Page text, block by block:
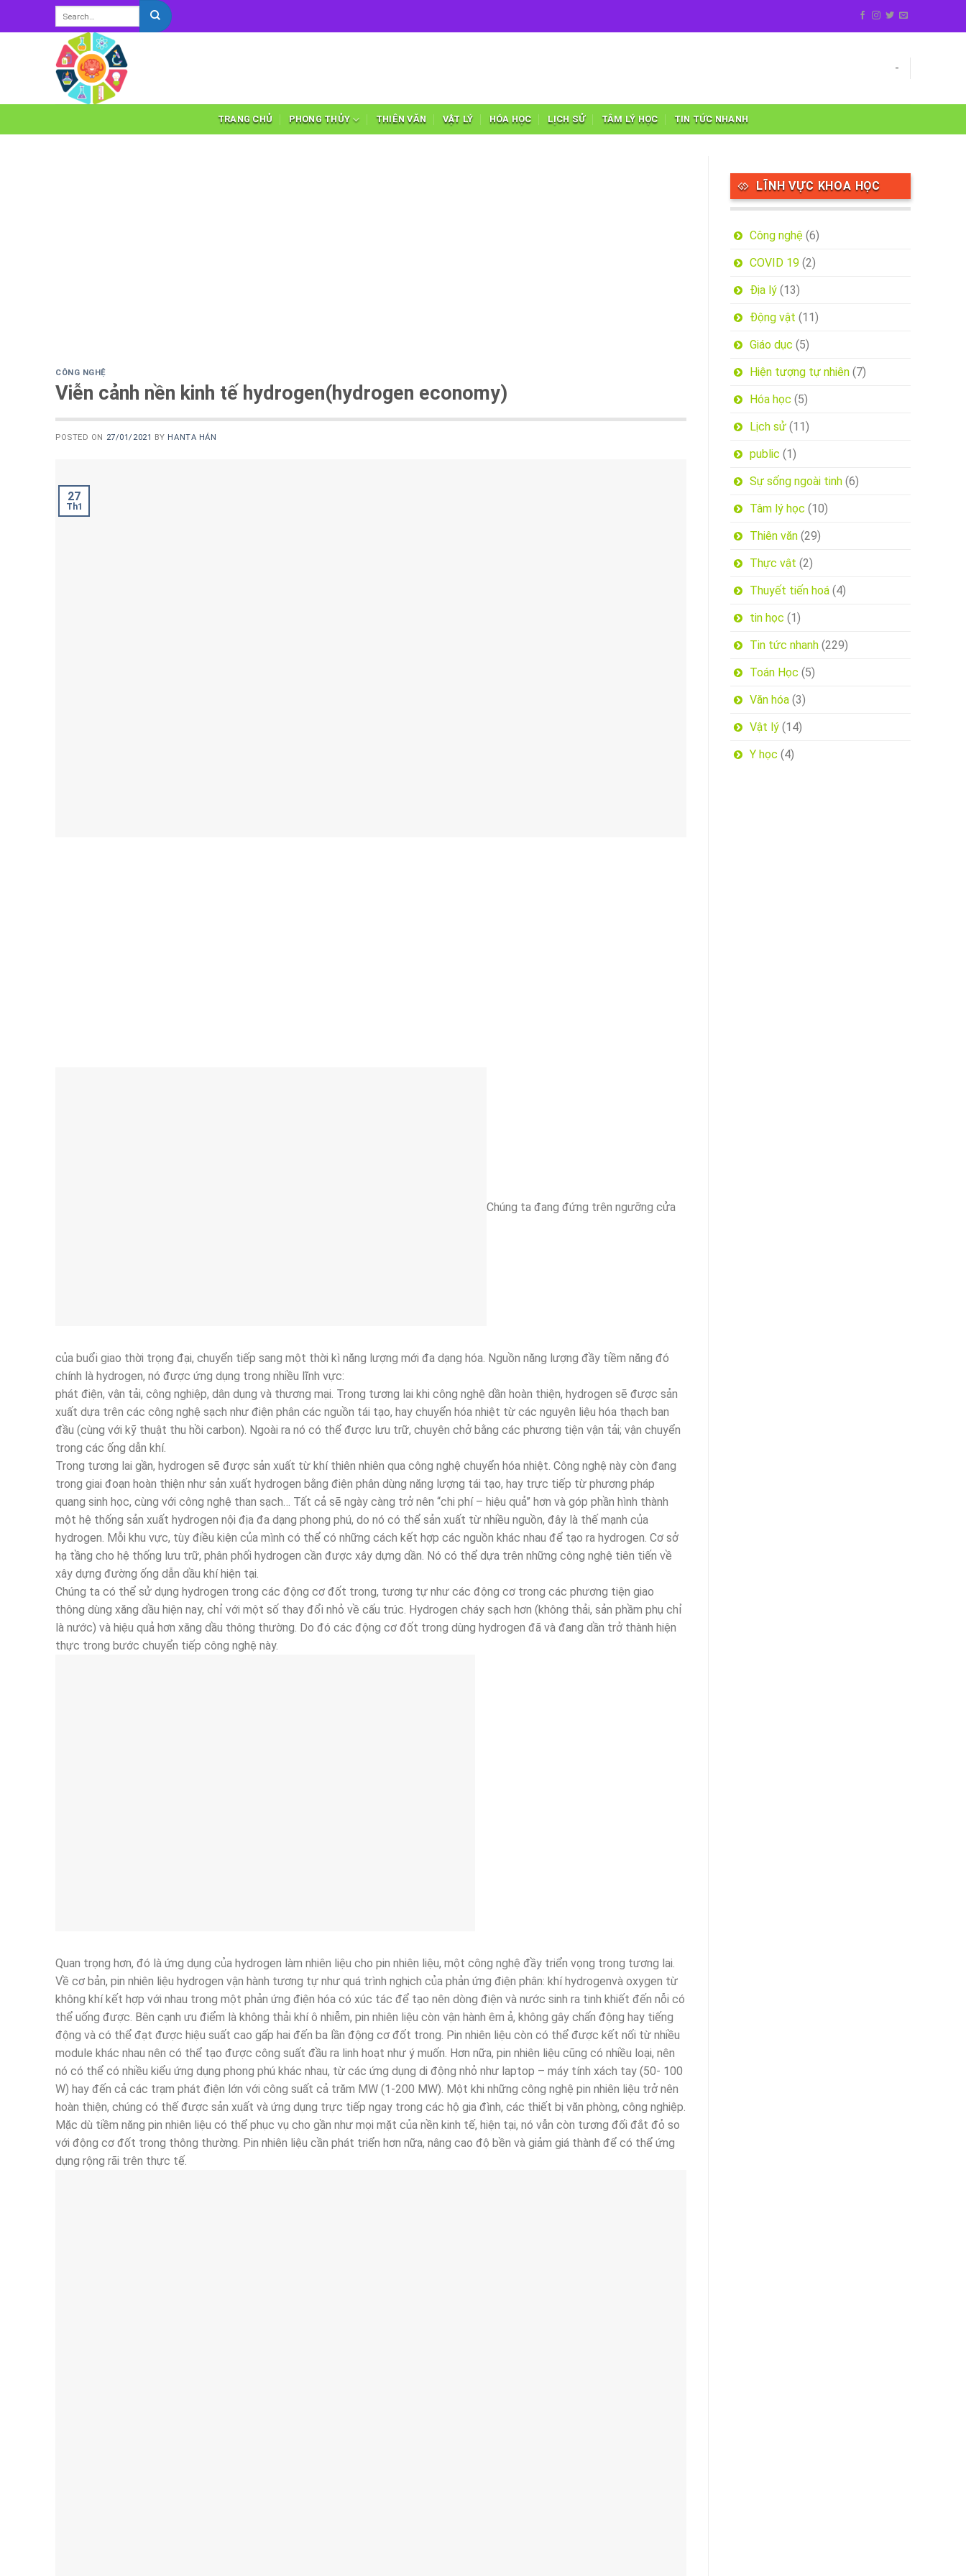
-
TRANG CHỦ PHONG THỦY THIÊN VĂN VẬT LÝ HÓA HỌC LỊCH SỬ TÂM LÝ HỌC TIN TỨC NHANH
CÔNG NGHỆ
Viễn cảnh nền kinh tế hydrogen(hydrogen economy)
POSTED ON 27/01/2021 BY HANTA HÁN
27
Th1
Chúng ta đang đứng trên ngưỡng cửa
của buổi giao thời trọng đại, chuyển tiếp sang một thời kì năng lượng mới đa dạng hóa. Nguồn năng lượng đầy tiềm năng đó
chính là hydrogen, nó được ứng dụng trong nhiều lĩnh vực:
phát điện, vận tải, công nghiệp, dân dụng và thương mại. Trong tương lai khi công nghệ dần hoàn thiện, hydrogen sẽ được sản
xuất dựa trên các công nghệ sạch như điện phân các nguồn tái tạo, hay chuyển hóa nhiệt từ các nguyên liệu hóa thạch ban
đầu (cùng với kỹ thuật thu hồi carbon). Ngoài ra nó có thể được lưu trữ, chuyên chở bằng các phương tiện vận tải; vận chuyển
trong các ống dẫn khí.
Trong tương lai gần, hydrogen sẽ được sản xuất từ khí thiên nhiên qua công nghệ chuyển hóa nhiệt. Công nghệ này còn đang
trong giai đoạn hoàn thiện như sản xuất hydrogen bằng điện phân dùng năng lượng tái tạo, hay trực tiếp từ phương pháp
quang sinh học, cùng với công nghệ than sạch… Tất cả sẽ ngày càng trở nên “chi phí – hiệu quả” hơn và góp phần hình thành
một hệ thống sản xuất hydrogen nội địa đa dạng phong phú, do nó có thể sản xuất từ nhiều nguồn, đây là thế mạnh của
hydrogen. Mỗi khu vực, tùy điều kiện của mình có thể có những cách kết hợp các nguồn khác nhau để tạo ra hydrogen. Cơ sở
hạ tầng cho hệ thống lưu trữ, phân phối hydrogen cần được xây dựng dần. Nó có thể dựa trên những công nghệ tiên tiến về
xây dựng đường ống dẫn dầu khí hiện tại.
Chúng ta có thể sử dụng hydrogen trong các động cơ đốt trong, tương tự như các động cơ trong các phương tiện giao
thông dùng xăng dầu hiện nay, chỉ với một số thay đổi nhỏ về cấu trúc. Hydrogen cháy sạch hơn (không thải, sản phầm phụ chỉ
là nước) và hiệu quả hơn xăng dầu thông thường. Do đó các động cơ đốt trong dùng hydrogen đã và đang dần trở thành hiện
thực trong bước chuyển tiếp công nghệ này.
Quan trọng hơn, đó là ứng dụng của hydrogen làm nhiên liệu cho pin nhiên liệu, một công nghệ đầy triển vọng trong tương lai.
Về cơ bản, pin nhiên liệu hydrogen vận hành tương tự như quá trình nghịch của phản ứng điện phân: khí hydrogenvà oxygen từ
không khí kết hợp với nhau trong một phản ứng điện hóa có xúc tác để tạo nên dòng điện và nước sinh ra tinh khiết đến nỗi có
thể uống được. Bên cạnh ưu điểm là không thải khí ô nhiễm, pin nhiên liệu còn vận hành êm ả, không gây chấn động hay tiếng
động và có thể đạt được hiệu suất cao gấp hai đến ba lần động cơ đốt trong. Pin nhiên liệu còn có thể được kết nối từ nhiều
module khác nhau nên có thể tạo được công suất đầu ra linh hoạt như ý muốn. Hơn nữa, pin nhiên liệu cũng có nhiều loại, nên
nó có thể có nhiều kiểu ứng dụng phong phú khác nhau, từ các ứng dụng di động nhỏ như laptop – máy tính xách tay (50- 100
W) hay đến cả các trạm phát điện lớn với công suất cả trăm MW (1-200 MW). Một khi những công nghệ pin nhiên liệu trở nên
hoàn thiện, chúng có thế được sản xuất và ứng dụng trực tiếp ngay trong các hộ gia đình, các thiết bị văn phòng, công nghiệp.
Mặc dù tiềm năng pin nhiên liệu có thể phục vụ cho gần như mọi mặt của nền kinh tế, hiện tại, nó vẫn còn tương đối đắt đỏ so
với động cơ đốt trong thông thường. Pin nhiên liệu cần phát triển hơn nữa, nâng cao độ bền và giảm giá thành để có thể ứng
dụng rộng rãi trên thực tế.
LĨNH VỰC KHOA HỌC
Công nghệ(6)
COVID 19(2)
Địa lý(13)
Động vật (11)
Giáo dục (5)
Hiện tượng tự nhiên(7)
Hóa học (5)
Lịch sử(11)
public (1)
Sự sống ngoài tinh(6)
Tâm lý học (10)
Thiên văn(29)
Thực vật (2)
Thuyết tiến hoá(4)
tin học (1)
Tin tức nhanh(229)
Toán Học (5)
Văn hóa(3)
Vật lý(14)
Y học (4)